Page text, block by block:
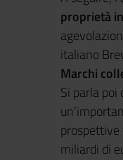
proprietà
italiano
Marchi
Si parla poi
prospettive
miliardi di